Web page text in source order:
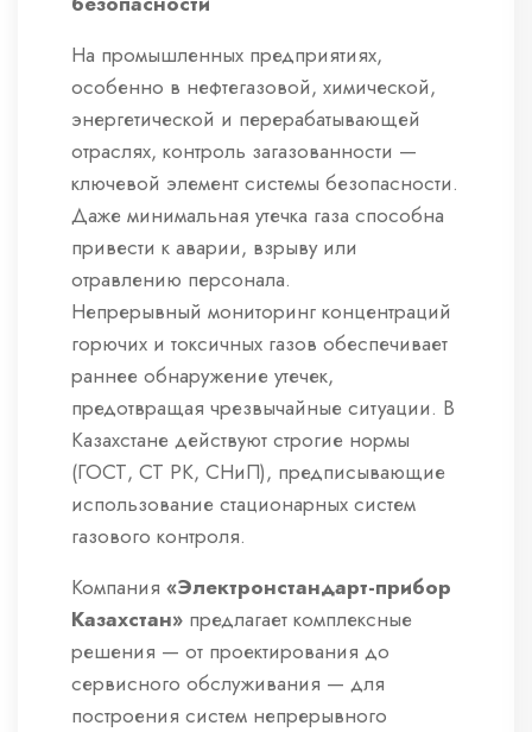
На промышленных предприятиях,
особенно в нефтегазовой, химической,
энергетической и перерабатывающей
отраслях, контроль загазованности —
ключевой элемент системы безопасности.
Даже минимальная утечка газа способна
привести к аварии, взрыву или
отравлению персонала.
Непрерывный мониторинг концентраций
горючих и токсичных газов обеспечивает
раннее обнаружение утечек,
предотвращая чрезвычайные ситуации. В
Казахстане действуют строгие нормы
(ГОСТ, СТ РК, СНиП), предписывающие
использование стационарных систем
газового контроля.
Компания «Электронстандарт-прибор
Казахстан» предлагает комплексные
решения — от проектирования до
сервисного обслуживания — для
построения систем непрерывного